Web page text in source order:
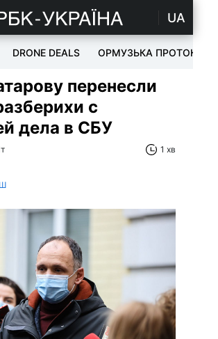
UA
DRONE DEALS ОРМУЗЬКА ПРОТОКА
перенесли
с
дела в СБУ
1 хв